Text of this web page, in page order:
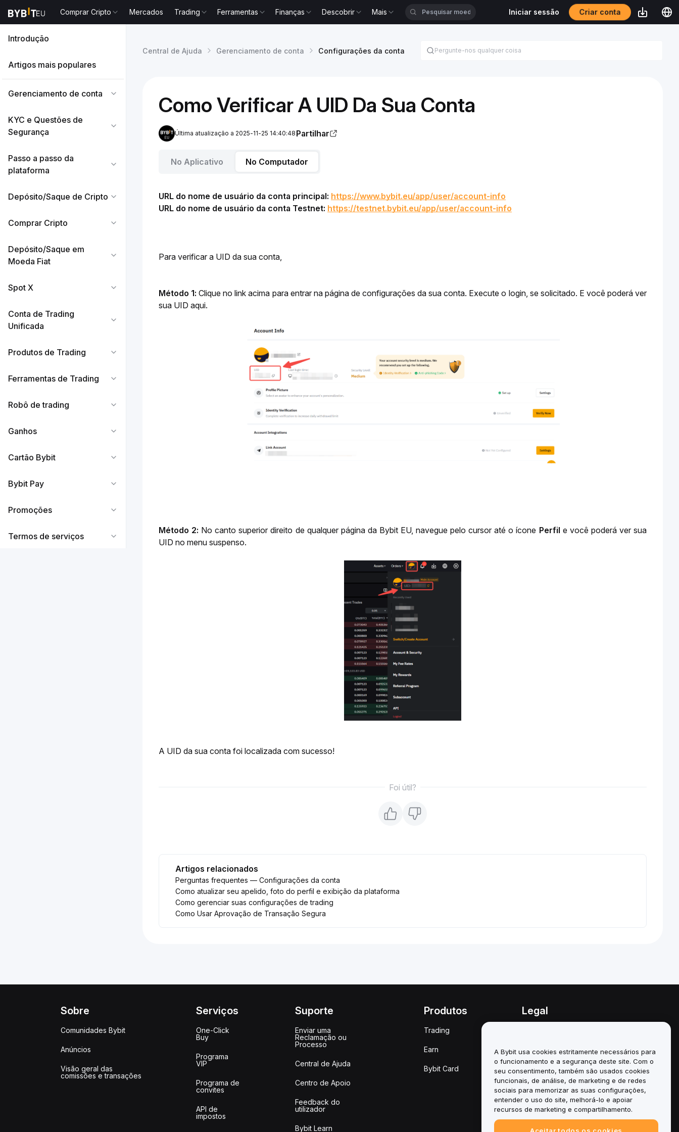
Comprar Cripto Mercados Trading Ferramentas Finanças Descobrir Mais Iniciar sessão Criar conta
Introdução
Artigos mais populares
Gerenciamento de conta
KYC e Questões de
Segurança
Passo a passo da
plataforma
Depósito/Saque de Cripto
Comprar Cripto
Depósito/Saque em
Moeda Fiat
Spot X
Conta de Trading
Unificada
Produtos de Trading
Ferramentas de Trading
Robô de trading
Ganhos
Cartão Bybit
Bybit Pay
Promoções
Termos de serviços
Central de Ajuda Gerenciamento de conta Configurações da conta
Como Verificar A UID Da Sua Conta
Última atualização a 2025-11-25 14:40:48 Partilhar
No Aplicativo No Computador
URL do nome de usuário da conta principal: https://www.bybit.eu/app/user/account-info
URL do nome de usuário da conta Testnet: https://testnet.bybit.eu/app/user/account-info
Para verificar a UID da sua conta,
Método 1: Clique no link acima para entrar na página de configurações da sua conta. Execute o login, se solicitado. E você poderá ver
sua UID aqui.
Método 2: No canto superior direito de qualquer página da Bybit EU, navegue pelo cursor até o ícone Perfil e você poderá ver sua
UID no menu suspenso.
A UID da sua conta foi localizada com sucesso!
Foi útil?
Artigos relacionados
Perguntas frequentes — Configurações da conta
Como atualizar seu apelido, foto do perfil e exibição da plataforma
Como gerenciar suas configurações de trading
Como Usar Aprovação de Transação Segura
Sobre
Comunidades Bybit
Anúncios
Visão geral das
comissões e transações
Serviços
One-Click
Buy
Programa
VIP
Programa de
convites
API de
impostos
Suporte
Enviar uma
Reclamação ou
Processo
Central de Ajuda
Centro de Apoio
Feedback do
utilizador
Bybit Learn
Produtos
Trading
Earn
Bybit Card
Legal
Resumo da Política de
Custódia e Administração
Informação ESG
White Papers de
criptoativos
A Bybit usa cookies estritamente necessários para
o funcionamento e a segurança deste site. Com o
seu consentimento, também são usados cookies
funcionais, de análise, de marketing e de redes
sociais para memorizar as suas configurações,
entender o uso do site, melhorá-lo e apoiar
recursos de marketing e compartilhamento.